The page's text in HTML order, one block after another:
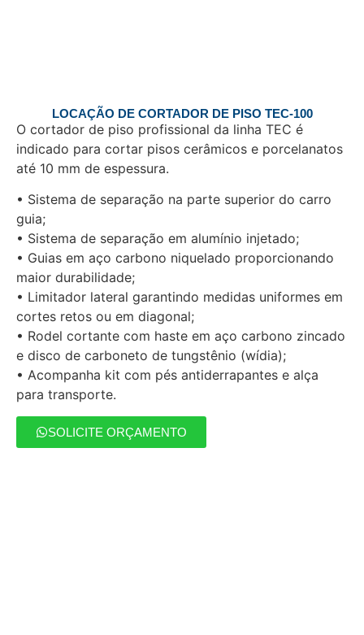
LOCAÇÃO DE CORTADOR DE PISO TEC-100
O cortador de piso profissional da linha TEC é
indicado para cortar pisos cerâmicos e porcelanatos
até 10 mm de espessura.
• Sistema de separação na parte superior do carro
guia;
• Sistema de separação em alumínio injetado;
• Guias em aço carbono niquelado proporcionando
maior durabilidade;
• Limitador lateral garantindo medidas uniformes em
cortes retos ou em diagonal;
• Rodel cortante com haste em aço carbono zincado
e disco de carboneto de tungstênio (wídia);
• Acompanha kit com pés antiderrapantes e alça
para transporte.
SOLICITE ORÇAMENTO